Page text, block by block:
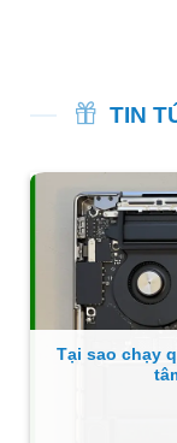
TIN
Tại sao chạy